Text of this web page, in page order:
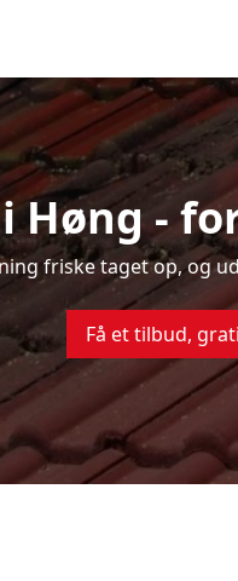
i Høng -
friske taget op, og
Få et tilbud,